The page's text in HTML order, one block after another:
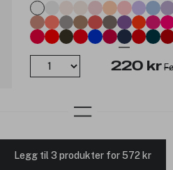
220 kr
Legg til 3 produkter for 572 kr